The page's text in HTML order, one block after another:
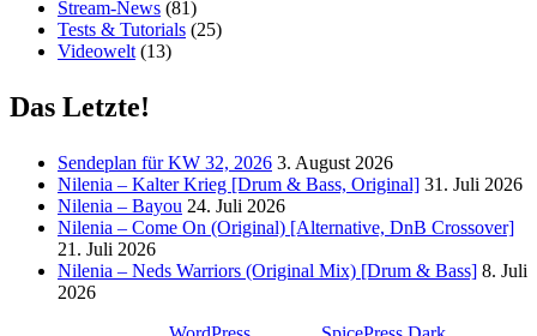
Stream-News (81)
Tests & Tutorials (25)
Videowelt (13)
Das Letzte!
Sendeplan für KW 32, 2026 3. August 2026
Nilenia – Kalter Krieg [Drum & Bass, Original] 31. Juli 2026
Nilenia – Bayou 24. Juli 2026
Nilenia – Come On (Original) [Alternative, DnB Crossover]
21. Juli 2026
Nilenia – Neds Warriors (Original Mix) [Drum & Bass] 8. Juli
2026